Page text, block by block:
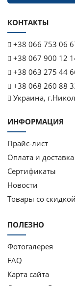
КОНТАКТЫ
+38 066 753 06
+38 067 900 12
+38 063 275 44
+38 068 260 88
Украина,
ИНФОРМАЦИЯ
Прайс-лист
Оплата и доставка
Сертификаты
Новости
Товары со скидкой
ПОЛЕЗНО
Фотогалерея
FAQ
Карта сайта